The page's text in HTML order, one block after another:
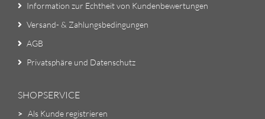
Information zur Echtheit von Kundenbewertungen
Versand- & Zahlungsbedingungen
AGB
Privatsphäre und Datenschutz
SHOPSERVICE
> Als Kunde registrieren